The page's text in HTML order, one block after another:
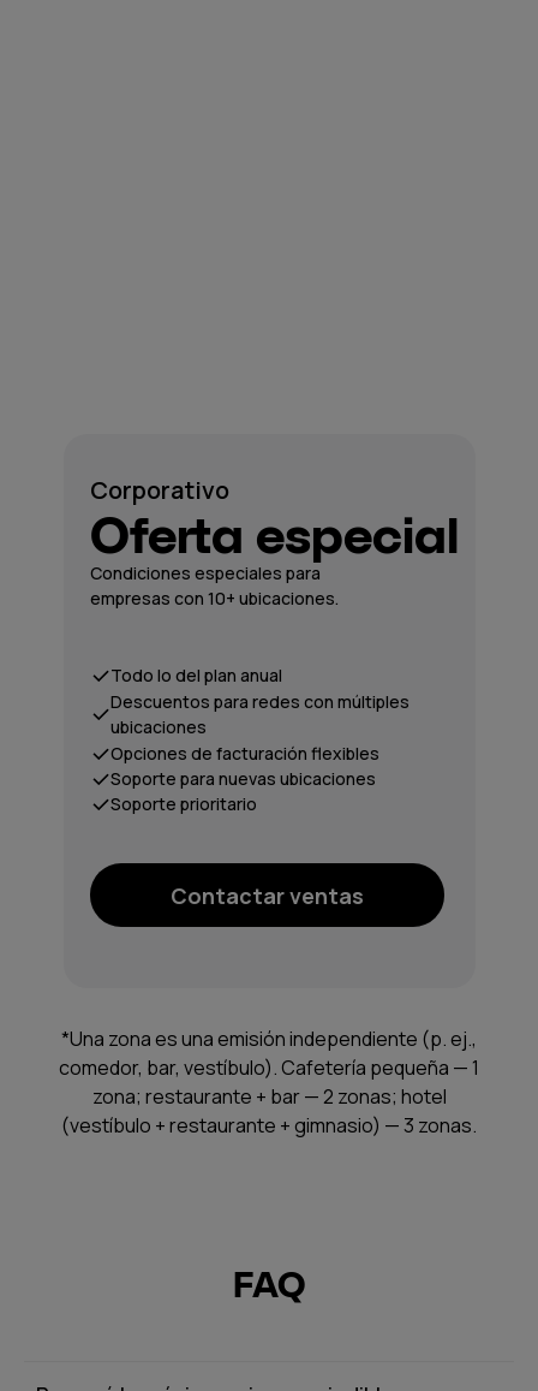
*Una zona es una emisión independiente (p. ej.,
comedor, bar, vestíbulo). Cafetería pequeña — 1
zona; restaurante + bar — 2 zonas; hotel
(vestíbulo + restaurante + gimnasio) — 3 zonas.
Corporativo
Oferta especial
Condiciones especiales para
empresas con 10+ ubicaciones.
Contactar ventas
Todo lo del plan anual
Descuentos para redes con múltiples
ubicaciones
Opciones de facturación flexibles
Soporte para nuevas ubicaciones
Soporte prioritario
FAQ